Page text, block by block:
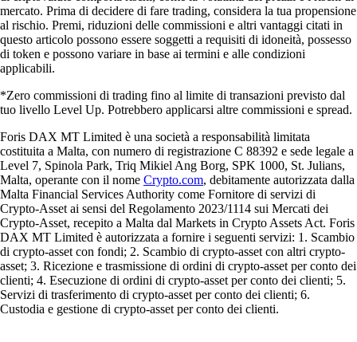
mercato. Prima di decidere di fare trading, considera la tua propensione
al rischio. Premi, riduzioni delle commissioni e altri vantaggi citati in
questo articolo possono essere soggetti a requisiti di idoneità, possesso
di token e possono variare in base ai termini e alle condizioni
applicabili.
*Zero commissioni di trading fino al limite di transazioni previsto dal
tuo livello Level Up. Potrebbero applicarsi altre commissioni e spread.
Foris DAX MT Limited è una società a responsabilità limitata
costituita a Malta, con numero di registrazione C 88392 e sede legale a
Level 7, Spinola Park, Triq Mikiel Ang Borg, SPK 1000, St. Julians,
Malta, operante con il nome Crypto.com, debitamente autorizzata dalla
Malta Financial Services Authority come Fornitore di servizi di
Crypto-Asset ai sensi del Regolamento 2023/1114 sui Mercati dei
Crypto-Asset, recepito a Malta dal Markets in Crypto Assets Act. Foris
DAX MT Limited è autorizzata a fornire i seguenti servizi: 1. Scambio
di crypto-asset con fondi; 2. Scambio di crypto-asset con altri crypto-
asset; 3. Ricezione e trasmissione di ordini di crypto-asset per conto dei
clienti; 4. Esecuzione di ordini di crypto-asset per conto dei clienti; 5.
Servizi di trasferimento di crypto-asset per conto dei clienti; 6.
Custodia e gestione di crypto-asset per conto dei clienti.